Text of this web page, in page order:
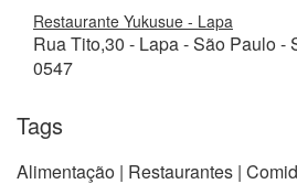
Restaurante Yukusue - Lapa
Rua Tito,30 - Lapa - São Paulo -
0547
Tags
Alimentação | Restaurantes |